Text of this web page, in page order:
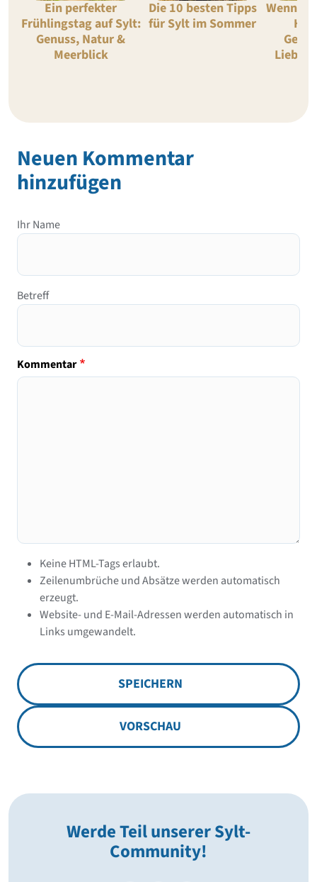
Ein perfekter
Frühlingstag auf Sylt:
Genuss, Natur &
Meerblick
Die 10 besten Tipps
für Sylt im Sommer
Neuen Kommentar
hinzufügen
Ihr Name
Betreff
Kommentar
Keine HTML-Tags erlaubt.
Zeilenumbrüche und Absätze werden automatisch
erzeugt.
Website- und E-Mail-Adressen werden automatisch in
Links umgewandelt.
SPEICHERN
VORSCHAU
Werde Teil unserer Sylt-
Community!